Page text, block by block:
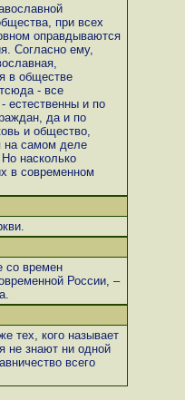
при всех
оправдываются
Согласно ему,
в обществе
- все
естественны и по
да и по
и общество,
на самом деле
насколько
в современном
со времен
России, –
тех, кого называет
не знают ни одной
всего